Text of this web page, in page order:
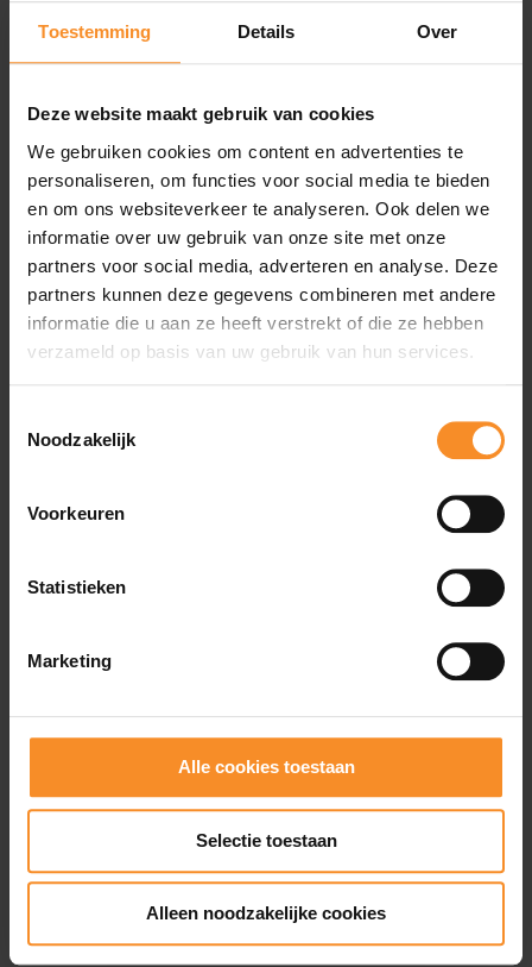
Toestemming Details Over
Deze website maakt gebruik van cookies
We gebruiken cookies om content en advertenties te
personaliseren, om functies voor social media te bieden
en om ons websiteverkeer te analyseren. Ook delen we
informatie over uw gebruik van onze site met onze
partners voor social media, adverteren en analyse. Deze
partners kunnen deze gegevens combineren met andere
informatie die u aan ze heeft verstrekt of die ze hebben
verzameld op basis van uw gebruik van hun services.
Noodzakelijk
Voorkeuren
Statistieken
Marketing
Alle cookies toestaan
Selectie toestaan
Alleen noodzakelijke cookies
Sokhoogte |Enkelhoogte
Wat je misschien ook leuk vindt
- 30